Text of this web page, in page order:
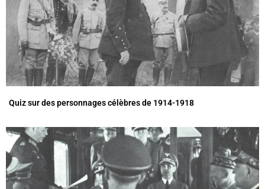
Quiz sur des personnages célèbres de 1914-1918